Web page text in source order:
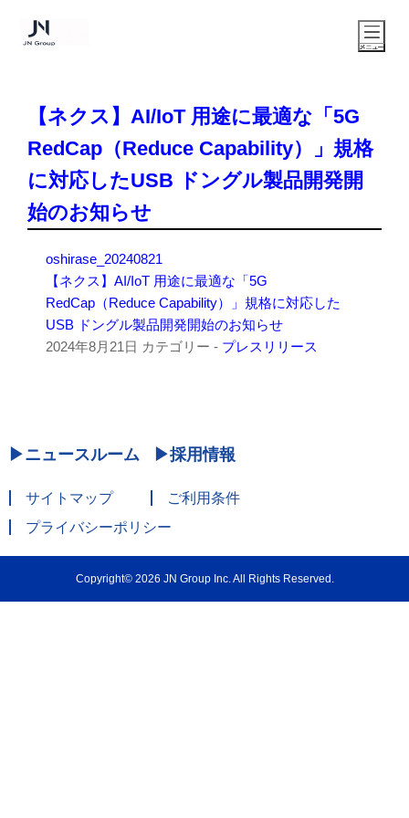
【ネクス】AI/IoT 用途に最適な「5G
RedCap（Reduce Capability）」規格
に対応したUSB ドングル製品開発開
始のお知らせ
oshirase_20240821
【ネクス】AI/IoT 用途に最適な「5G
RedCap（Reduce Capability）」規格に対応した
USB ドングル製品開発開始のお知らせ
2024年8月21日 カテゴリー - プレスリリース
ニュースルーム 採用情報
サイトマップ
ご利用条件
プライバシーポリシー
Copyright© 2026 JN Group Inc. All Rights Reserved.